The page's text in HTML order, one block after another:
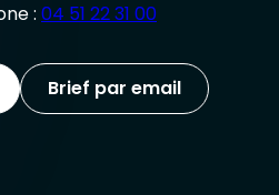
: 04 51 22 31 00
Brief par email